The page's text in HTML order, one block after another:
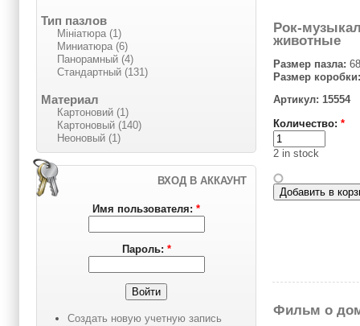
Рок-
животные
Размер пазла:
Размер коробки:
Артикул: 15554
Количество: *
2 in stock
Фильм о
Тип пазлов
Мініатюра (1)
Миниатюра (6)
Панорамный (4)
Стандартный (131)
Материал
Картоновий (1)
Картоновый (140)
Неоновый (1)
ВХОД В АККАУНТ
Имя пользователя: *
Пароль: *
Создать новую учетную запись